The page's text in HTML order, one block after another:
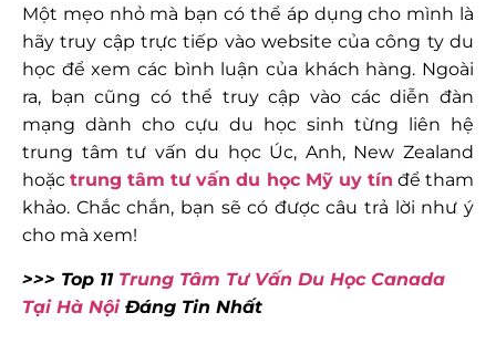
Một mẹo nhỏ mà bạn có thể áp dụng cho mình là
hãy truy cập trực tiếp vào website của công ty du
học để xem các bình luận của khách hàng. Ngoài
ra, bạn cũng có thể truy cập vào các diễn đàn
mạng dành cho cựu du học sinh từng liên hệ
trung tâm tư vấn du học Úc, Anh, New Zealand
hoặc trung tâm tư vấn du học Mỹ uy tín để tham
khảo. Chắc chắn, bạn sẽ có được câu trả lời như ý
cho mà xem!
>>> Top 11 Trung Tâm Tư Vấn Du Học Canada
Tại Hà NộiĐáng Tin Nhất